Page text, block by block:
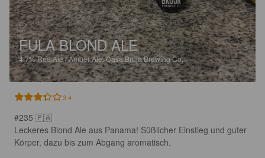
FULA BLOND ALE
4.7%Red Ale / Amber Ale.Casa Bruja Brewing Co.
3.4
#235 🇵🇦
Leckeres Blond Ale aus Panama! Süßlicher Einstieg und guter
Körper, dazu bis zum Abgang aromatisch.